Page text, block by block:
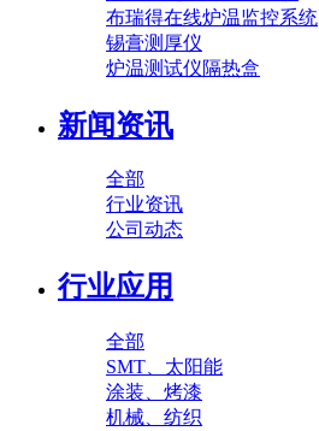
布瑞得在线炉温监控系统
锡膏测厚仪
炉温测试仪隔热盒
新闻资讯
全部
行业资讯
公司动态
行业应用
全部
SMT、太阳能
涂装、烤漆
机械、纺织